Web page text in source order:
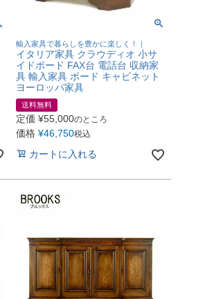
輸入家具で暮らしを豊かに楽しく！｜
イタリア家具 クラウディオ 小サ
イドボード FAX台 電話台 収納家
具 輸入家具 ボード キャビネット
ヨーロッパ家具
送料無料
定価 ¥55,000のところ
価格 ¥46,750税込
カートに入れる